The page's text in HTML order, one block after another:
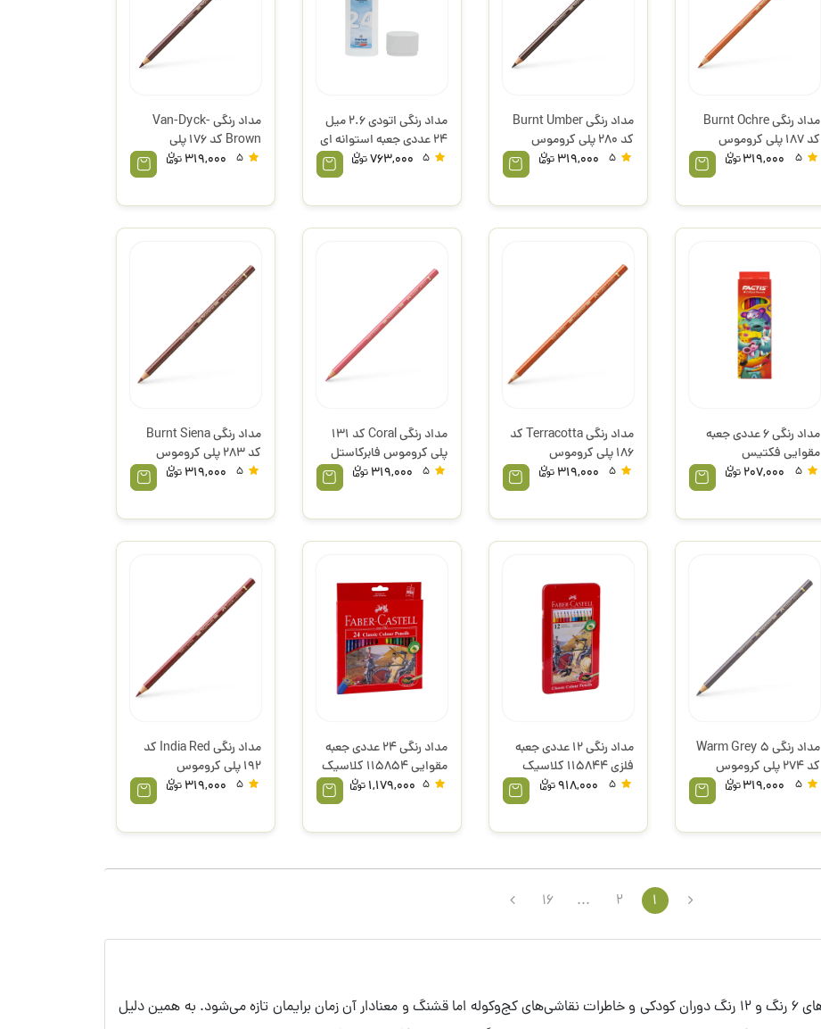
مداد رنگی Burnt Ochre
کد 187 پلی کروموس
فابرکاستل
5
319,000
مداد رنگی Burnt Umber
کد 280 پلی کروموس
فابرکاستل
5
319,000
مداد رنگی اتودی 2.6 میل
24 عددی جعبه استوانه ای
CP26-24 اورلست سی
5
763,000
مداد رنگی Van-Dyck-
Brown کد 176 پلی
کروموس فابرکاستل
319,000
مداد رنگی 6 عددی جعبه
مقوایی فکتیس
5
207,000
مداد رنگی Terracotta کد
186 پلی کروموس
فابرکاستل
5
319,000
مداد رنگی Coral کد 131
پلی کروموس فابرکاستل
5
319,000
مداد رنگی Burnt Siena
کد 283 پلی کروموس
فابرکاستل319,000
مداد رنگی Warm Grey 5
کد 274 پلی کروموس
فابرکاستل
5
319,000
مداد رنگی 12 عددی جعبه
فلزی 115844 کلاسیک
فابرکاستل
5
918,000
مداد رنگی 24 عددی جعبه
مقوایی 115854 کلاسیک
فابرکاستل
5
1,179,000
مداد رنگی India Red کد
192 پلی کروموس
فابرکاستل319,000
1
2
...
16
وقتی اسم مداد رنگی می‌آید ناخودآگاه آن مدادهای 6 رنگ و 12 رنگ دوران کودکی و خاطرات نقاشی‌های کج‌وکوله اما قشنگ و معنادار آن زمان برایمان تازه می‌شود. به همین دلیل